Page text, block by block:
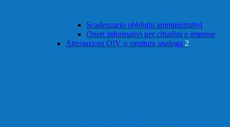
Scadenzario obblighi amministrativi
Oneri informativi per cittadini e imprese
Attestazioni OIV o struttura analoga 2